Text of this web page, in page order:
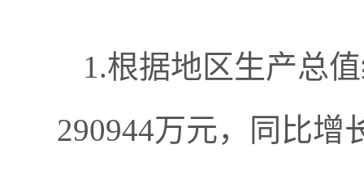
1.根据地区生产总
290944万元，同比增